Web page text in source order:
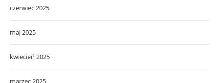
czerwiec 2025
maj 2025
kwiecień 2025
marzec 2025